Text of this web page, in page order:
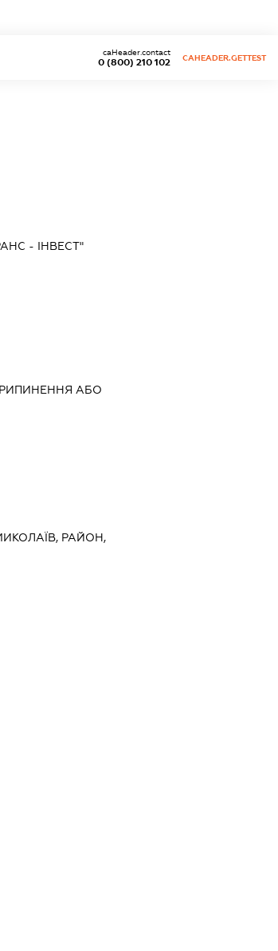
0 (800) 210 102
caHeader.contact
CAHEADER.GETTEST
- ІНВЕСТ"
АБО
РАЙОН,